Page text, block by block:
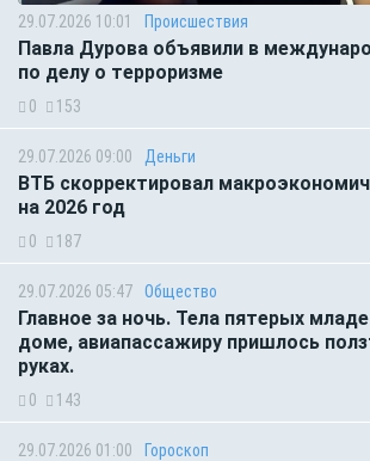
29.07.2026 10:01 Происшествия
Павла Дурова объявили в
по делу о терроризме
0 153
29.07.2026 09:00 Деньги
ВТБ скорректировал
на 2026 год
0 187
29.07.2026 05:47 Общество
Главное за ночь. Тела пятерых
доме, авиапассажиру пришлось
руках.
0 143
29.07.2026 01:00 Гороскоп